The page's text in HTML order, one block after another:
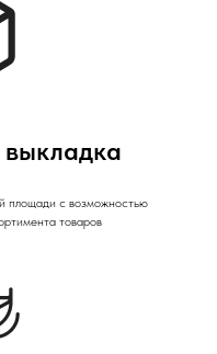
площади с возможностью
товаров